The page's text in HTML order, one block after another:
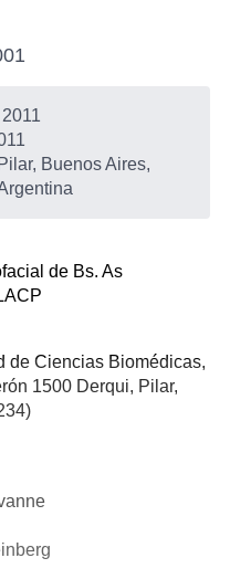
Pilar, Buenos Aires,
de Bs. As
de Ciencias Biomédicas,
1500 Derqui, Pilar,